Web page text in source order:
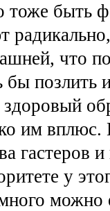
тоже быть
что
позлить
им
гастеров
у
можно